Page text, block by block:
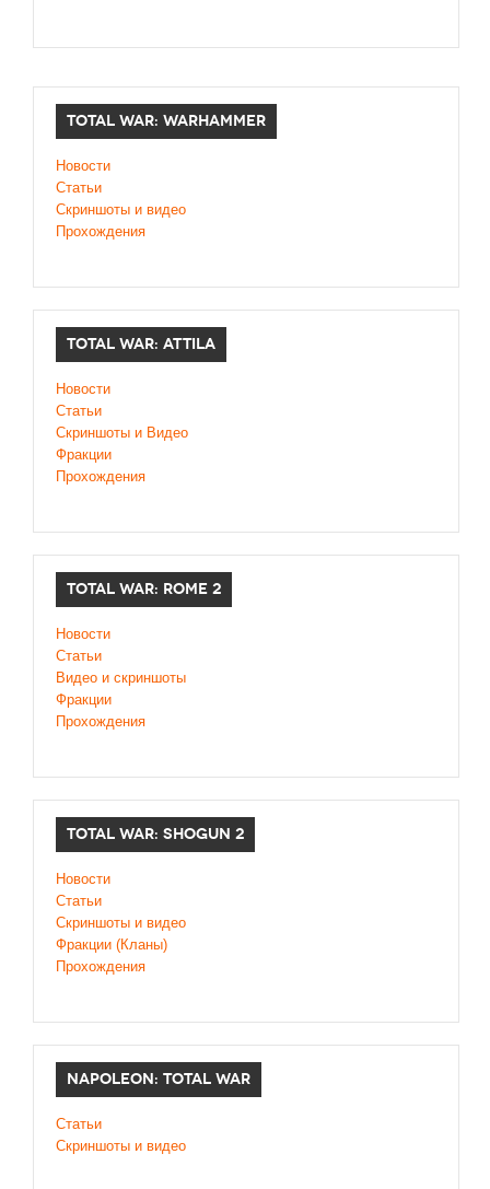
TOTAL WAR: WARHAMMER
Новости
Статьи
Скриншоты и видео
Прохождения
TOTAL WAR: ATTILA
Новости
Статьи
Скриншоты и Видео
Фракции
Прохождения
TOTAL WAR: ROME 2
Новости
Статьи
Видео и скриншоты
Фракции
Прохождения
TOTAL WAR: SHOGUN 2
Новости
Статьи
Cкриншоты и видео
Фракции (Кланы)
Прохождения
NAPOLEON: TOTAL WAR
Статьи
Скриншоты и видео